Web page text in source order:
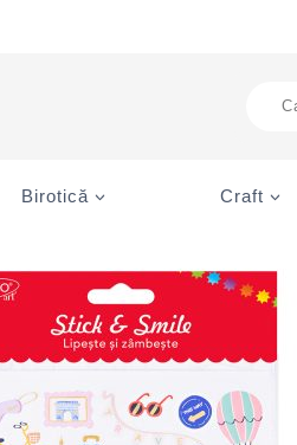
Birotică Craft